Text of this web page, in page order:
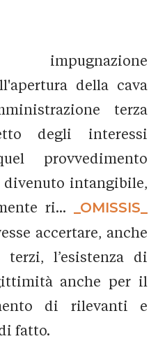
della cava
terza
degli interessi
provvedimento
intangibile,
ri...
_OMISSIS_
accertare, anche
l’esistenza di
anche per il
di rilevanti e
fatto.